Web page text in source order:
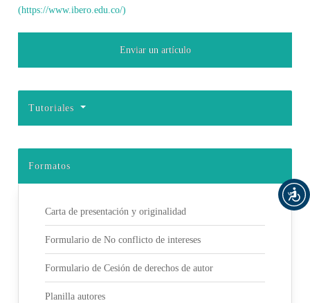
(https://www.ibero.edu.co/)
Enviar un artículo
Tutoriales
Formatos
Carta de presentación y originalidad
Formulario de No conflicto de intereses
Formulario de Cesión de derechos de autor
Planilla autores